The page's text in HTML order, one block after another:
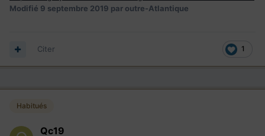
Modifié 9 septembre 2019 par outre-Atlantique
1
Citer
Habitués
Qc19